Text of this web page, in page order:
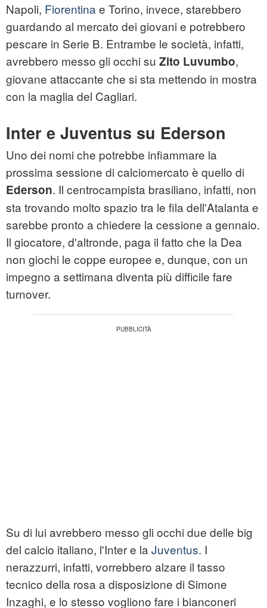
Napoli, Fiorentina e Torino, invece, starebbero
guardando al mercato dei giovani e potrebbero
pescare in Serie B. Entrambe le società, infatti,
avrebbero messo gli occhi su Zito Luvumbo,
giovane attaccante che si sta mettendo in mostra
con la maglia del Cagliari.
Inter e Juventus su Ederson
Uno dei nomi che potrebbe infiammare la
prossima sessione di calciomercato è quello di
Ederson. Il centrocampista brasiliano, infatti, non
sta trovando molto spazio tra le fila dell'Atalanta e
sarebbe pronto a chiedere la cessione a gennaio.
Il giocatore, d'altronde, paga il fatto che la Dea
non giochi le coppe europee e, dunque, con un
impegno a settimana diventa più difficile fare
turnover.
Su di lui avrebbero messo gli occhi due delle big
del calcio italiano, l'Inter e la Juventus. I
nerazzurri, infatti, vorrebbero alzare il tasso
tecnico della rosa a disposizione di Simone
Inzaghi, e lo stesso vogliono fare i bianconeri